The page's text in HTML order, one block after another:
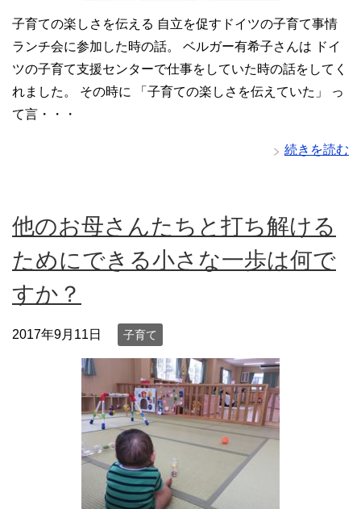
子育ての楽しさを伝える 自立を促すドイツの子育て事情
ランチ会に参加した時の話。 ベルガー有希子さんは ドイ
ツの子育て支援センターで仕事をしていた時の話をしてく
れました。 その時に 「子育ての楽しさを伝えていた」 っ
て言・・・
続きを読む
他のお母さんたちと打ち解ける
ためにできる小さな一歩は何で
すか？
2017年9月11日 子育て